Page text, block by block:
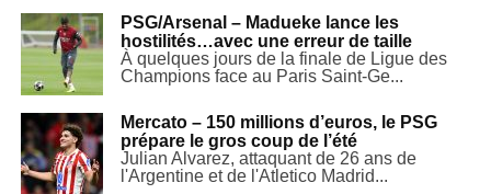
PSG/Arsenal – Madueke lance les
hostilités…avec une erreur de taille
À quelques jours de la finale de Ligue des
Champions face au Paris Saint-Ge...
Mercato – 150 millions d’euros, le PSG
prépare le gros coup de l’été
Julian Alvarez, attaquant de 26 ans de
l'Argentine et de l'Atletico Madrid...